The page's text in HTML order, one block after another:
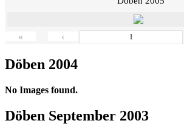
« ‹
Döben 2004
No Images found.
Döben September 2003